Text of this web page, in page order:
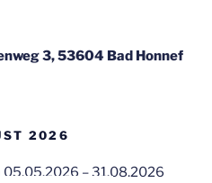
3, 53604 Bad Honnef
2026
– 31.08.2026